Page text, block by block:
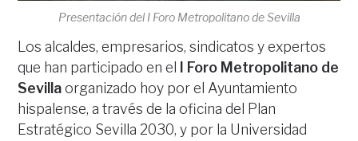
Presentación del I Foro Metropolitano de Sevilla
Los alcaldes, empresarios, sindicatos y expertos
que han participado en el
I Foro Metropolitano de
Sevillaorganizado hoy por el Ayuntamiento
hispalense, a través de la oficina del Plan
Estratégico Sevilla 2030, y por la Universidad